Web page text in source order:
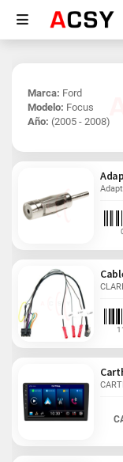
Marca: Ford
Modelo: Focus
Año: (2005 - 2008)